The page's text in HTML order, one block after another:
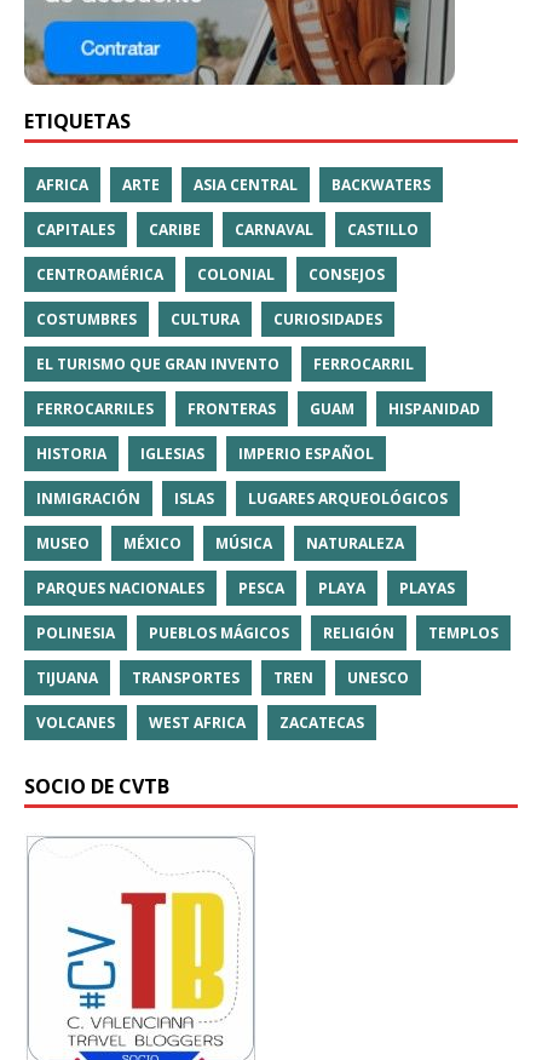
ETIQUETAS
AFRICA ARTE ASIA CENTRAL BACKWATERS
CAPITALES CARIBE CARNAVAL CASTILLO
CENTROAMÉRICA COLONIAL CONSEJOS
COSTUMBRES CULTURA CURIOSIDADES
EL TURISMO QUE GRAN INVENTO FERROCARRIL
FERROCARRILES FRONTERAS GUAM HISPANIDAD
HISTORIA IGLESIAS IMPERIO ESPAÑOL
INMIGRACIÓN ISLAS LUGARES ARQUEOLÓGICOS
MUSEO MÉXICO MÚSICA NATURALEZA
PARQUES NACIONALES PESCA PLAYA PLAYAS
POLINESIA PUEBLOS MÁGICOS RELIGIÓN TEMPLOS
TIJUANA TRANSPORTES TREN UNESCO
VOLCANES WEST AFRICA ZACATECAS
SOCIO DE CVTB